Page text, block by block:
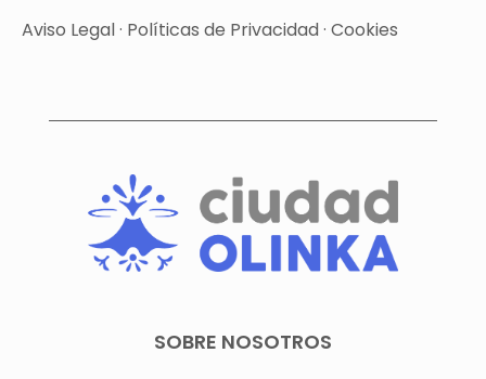
Aviso Legal· Políticas de Privacidad· Cookies
SOBRE NOSOTROS